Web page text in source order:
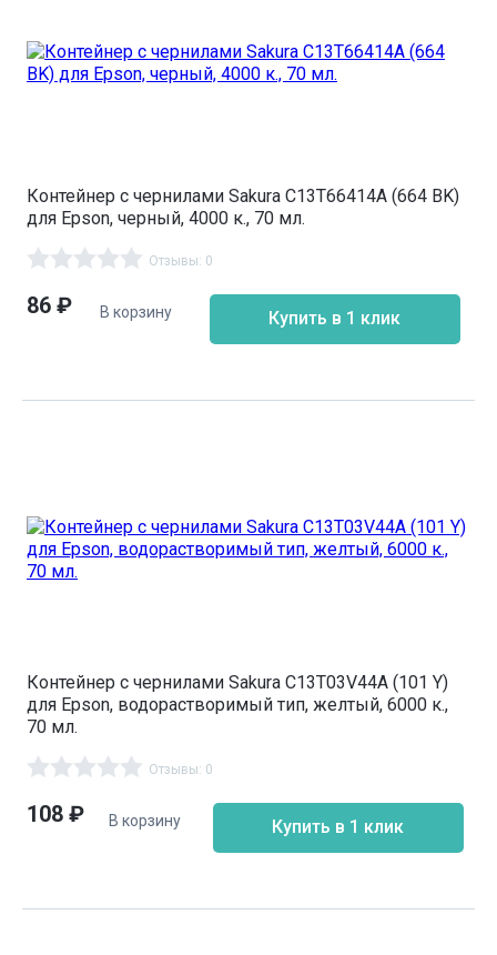
Контейнер с чернилами Sakura C13T66414A (664 BK)
для Epson, черный, 4000 к., 70 мл.
Отзывы: 0
86 ₽ В корзину Купить в 1 клик
Контейнер с чернилами Sakura C13T03V44A (101 Y)
для Epson, водорастворимый тип, желтый, 6000 к.,
70 мл.
Отзывы: 0
108 ₽ В корзину Купить в 1 клик